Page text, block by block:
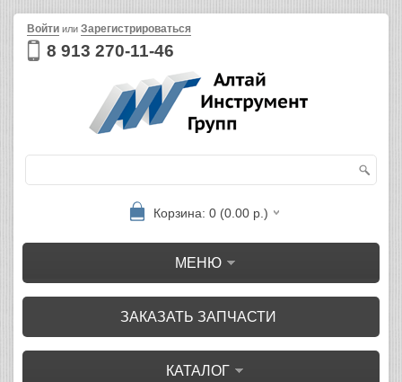
8 913 270-11-46
Войти или Зарегистрироваться
Корзина: 0 (0.00 р.)
МЕНЮ
ЗАКАЗАТЬ ЗАПЧАСТИ
КАТАЛОГ